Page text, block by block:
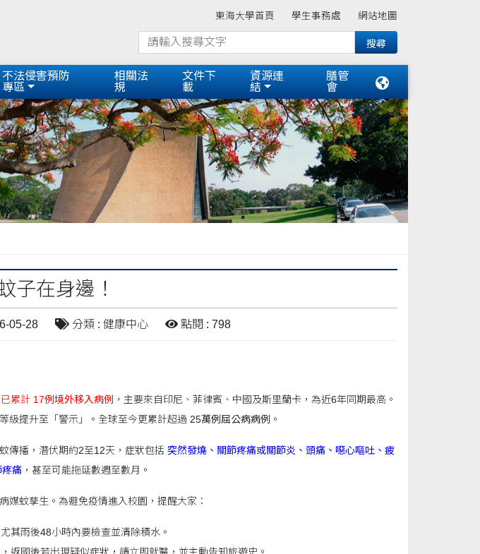
東海大學首頁 學生事務處 網站地圖
不法侵害預防
專區
相關法
規
文件下
載
資源連
結
膳管
會
子在身邊！
05-28 分類 : 健康中心 點閱 : 798
累計 17例境外移入病例 ， 主要來自印尼、菲律賓、中國及斯里蘭卡，為近6年同期最高。
級提升至「警示」。全球至今更累計超過 25萬例屈公病病例 。
傳播，潛伏期約2至12天，症狀包括 突然發燒、關節疼痛或關節炎、頭痛、噁心嘔吐、疲
疼痛 ，甚至可能拖延數週至數月。
媒蚊孳生。為避免疫情進入校園，提醒大家：
其雨後48小時內要檢查並清除積水。